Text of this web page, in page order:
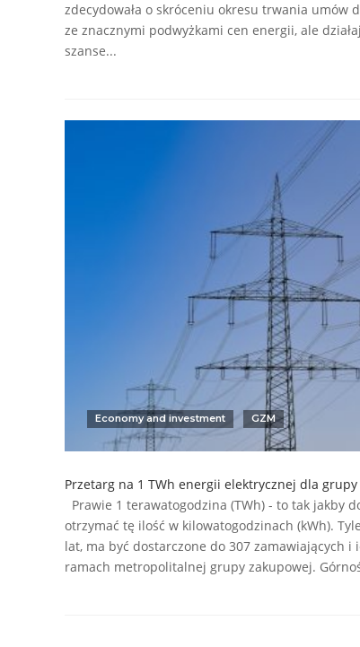
zdecydowała o skróceniu okresu trwania umów
ze znacznymi podwyżkami cen energii, ale
szanse...
Economy and investment GZM
Przetarg na 1 TWh energii elektrycznej dla
Prawie 1 terawatogodzina (TWh) - to tak jakby
otrzymać tę ilość w kilowatogodzinach (kWh).
lat, ma być dostarczone do 307 zamawiających
ramach metropolitalnej grupy zakupowej.